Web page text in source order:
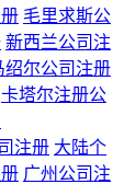
毛里求斯公
新西兰公司注
绍尔公司注册
卡塔尔注册公
注册 大陆个
广州公司注